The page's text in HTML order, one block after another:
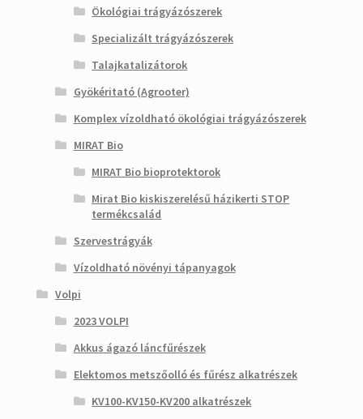
Ökológiai trágyázószerek
Specializált trágyázószerek
Talajkatalizátorok
Gyökéritató (Agrooter)
Komplex vízoldható ökológiai trágyázószerek
MIRAT Bio
MIRAT Bio bioprotektorok
Mirat Bio kiskiszerelésű házikerti STOP
termékcsalád
Szervestrágyák
Vízoldható növényi tápanyagok
Volpi
2023 VOLPI
Akkus ágazó láncfűrészek
Elektomos metszőolló és fűrész alkatrészek
KV100-KV150-KV200 alkatrészek